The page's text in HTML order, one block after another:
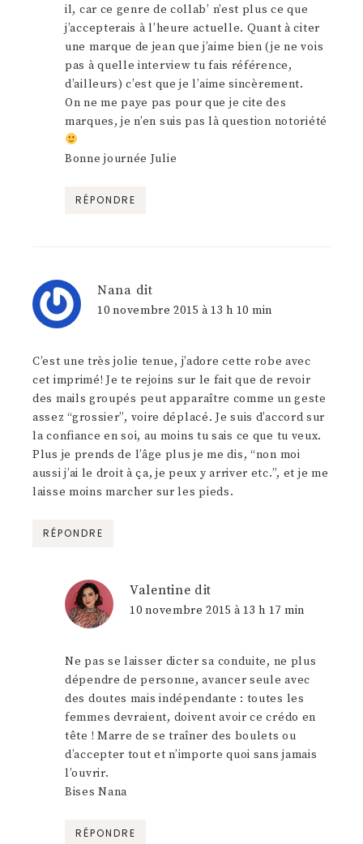
il, car ce genre de collab’ n’est plus ce que
j’accepterais à l’heure actuelle. Quant à citer
une marque de jean que j’aime bien (je ne vois
pas à quelle interview tu fais référence,
d’ailleurs) c’est que je l’aime sincèrement.
On ne me paye pas pour que je cite des
marques, je n’en suis pas là question notoriété
Bonne journée Julie
RÉPONDRE
Nana dit
10 novembre 2015 à 13 h 10 min
C’est une très jolie tenue, j’adore cette robe avec
cet imprimé! Je te rejoins sur le fait que de revoir
des mails groupés peut apparaître comme un geste
assez “grossier”, voire déplacé. Je suis d’accord sur
la confiance en soi, au moins tu sais ce que tu veux.
Plus je prends de l’âge plus je me dis, “non moi
aussi j’ai le droit à ça, je peux y arriver etc.”, et je me
laisse moins marcher sur les pieds.
RÉPONDRE
Valentine dit
10 novembre 2015 à 13 h 17 min
Ne pas se laisser dicter sa conduite, ne plus
dépendre de personne, avancer seule avec
des doutes mais indépendante : toutes les
femmes devraient, doivent avoir ce crédo en
tête ! Marre de se traîner des boulets ou
d’accepter tout et n’importe quoi sans jamais
l’ouvrir.
Bises Nana
RÉPONDRE